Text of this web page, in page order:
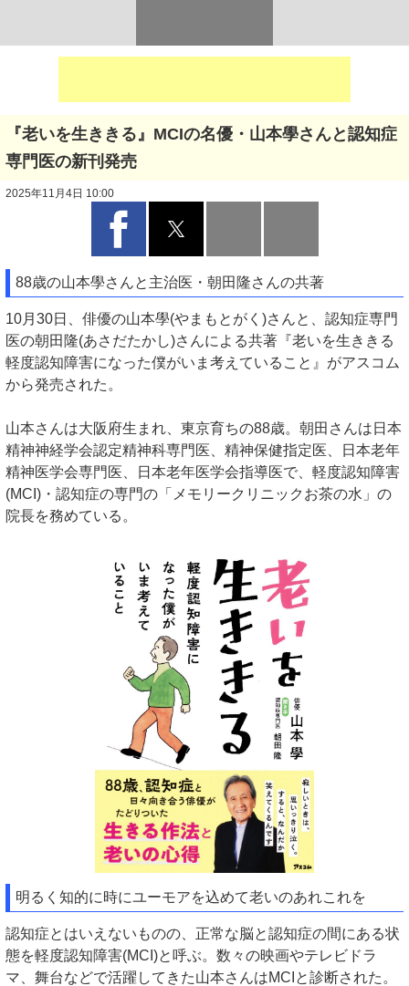
『老いを生ききる』MCIの名優・山本學さんと認知症
専門医の新刊発売
2025年11月4日 10:00
88歳の山本學さんと主治医・朝田隆さんの共著
10月30日、俳優の山本學(やまもとがく)さんと、認知症専門
医の朝田隆(あさだたかし)さんによる共著『老いを生ききる
軽度認知障害になった僕がいま考えていること』がアスコム
から発売された。
山本さんは大阪府生まれ、東京育ちの88歳。朝田さんは日本
精神神経学会認定精神科専門医、精神保健指定医、日本老年
精神医学会専門医、日本老年医学会指導医で、軽度認知障害
(MCI)・認知症の専門の「メモリークリニックお茶の水」の
院長を務めている。
明るく知的に時にユーモアを込めて老いのあれこれを
認知症とはいえないものの、正常な脳と認知症の間にある状
態を軽度認知障害(MCI)と呼ぶ。数々の映画やテレビドラ
マ、舞台などで活躍してきた山本さんはMCIと診断された。